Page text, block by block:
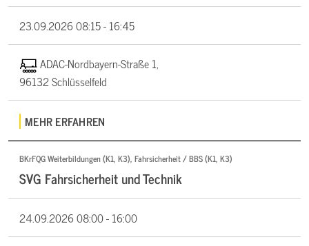
23.09.202608:15 - 16:45
ADAC-Nordbayern-Straße 1,
96132 Schlüsselfeld
MEHR ERFAHREN
BKrFQG Weiterbildungen (K1, K3), Fahrsicherheit / BBS (K1, K3)
SVG Fahrsicherheit und Technik
24.09.202608:00 - 16:00